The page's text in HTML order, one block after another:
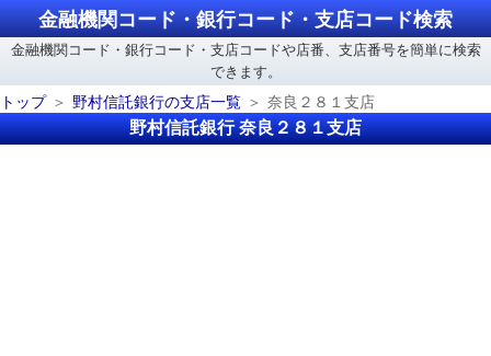
金融機関コード・銀行コード・支店コード検索
金融機関コード・銀行コード・支店コードや店番、支店番号を簡単に検索
できます。
トップ
野村信託銀行の支店一覧 奈良２８１支店
野村信託銀行 奈良２８１支店